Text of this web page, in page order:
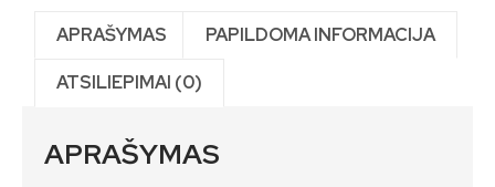
APRAŠYMAS PAPILDOMA INFORMACIJA
ATSILIEPIMAI (0)
APRAŠYMAS